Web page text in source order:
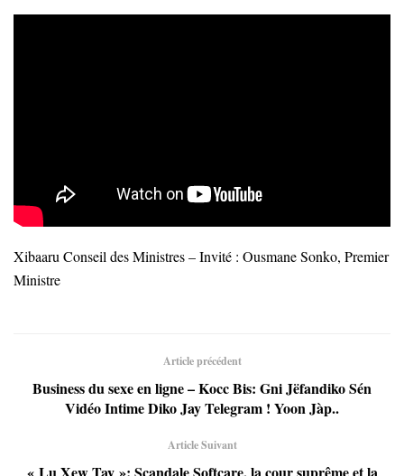
Xibaaru Conseil des Ministres – Invité : Ousmane Sonko, Premier
Ministre
Article précédent
Business du sexe en ligne – Kocc Bis: Gni Jëfandiko Sén
Vidéo Intime Diko Jay Telegram ! Yoon Jàp..
Article Suivant